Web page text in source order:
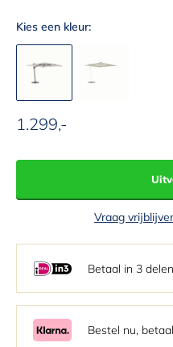
Kies een kleur:
Aanbiedingsprijs
1.299,-
Vraag
Betaal in 3
Bestel nu,